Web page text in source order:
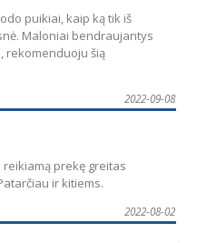
puikiai, kaip ką tik iš
Maloniai bendraujantys
rekomenduoju šią
2022-09-08
prekę greitas
ir kitiems.
2022-08-02